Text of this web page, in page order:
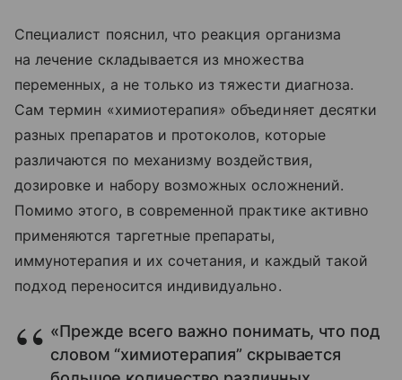
Специалист пояснил, что реакция организма
на лечение складывается из множества
переменных, а не только из тяжести диагноза.
Сам термин «химиотерапия» объединяет десятки
разных препаратов и протоколов, которые
различаются по механизму воздействия,
дозировке и набору возможных осложнений.
Помимо этого, в современной практике активно
применяются таргетные препараты,
иммунотерапия и их сочетания, и каждый такой
подход переносится индивидуально.
«Прежде всего важно понимать, что под
словом “химиотерапия” скрывается